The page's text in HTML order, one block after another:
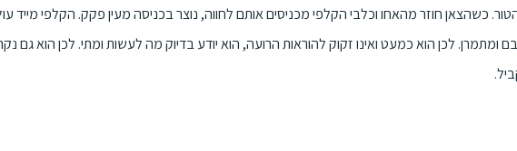
כשהצאן חוזר מהאחו וכלבי הקלפי מכניסים אותם לחווה, נוצר בכניסה מעין פקק. הקלפי מייד
ומתמרן. לכן הוא כמעט ואינו זקוק להוראות הרועה, הוא יודע בדיוק מה לעשות ומתי. לכן הוא גם